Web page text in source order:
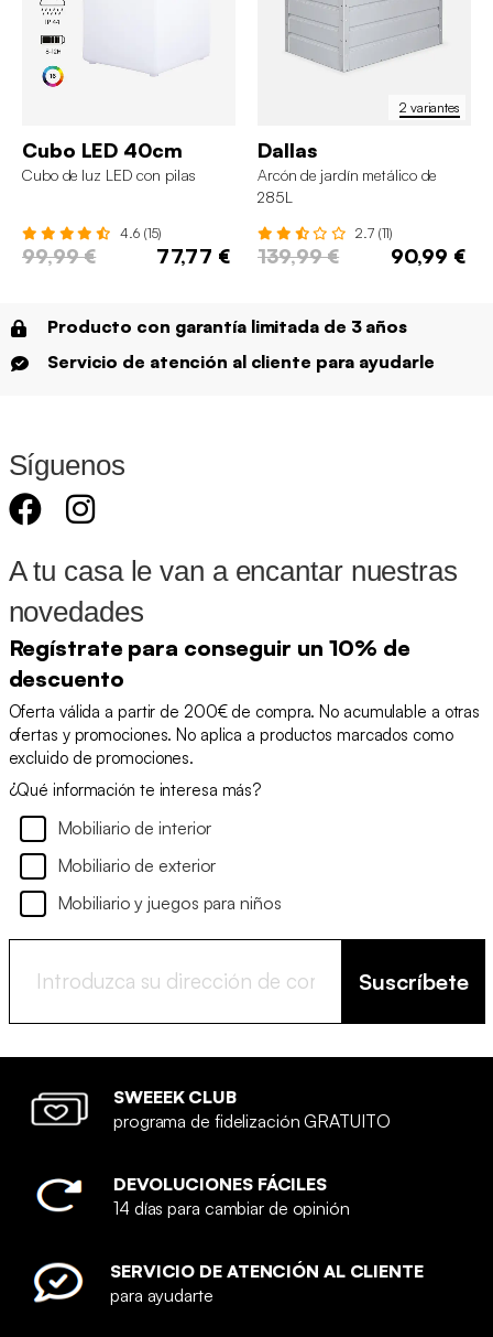
Cubo LED 40cm
Cubo de luz LED con pilas
4.6 (15)
99,99 € 77,77 €
2 variantes
Dallas
Arcón de jardín metálico de
285L
2.7 (11)
139,99 € 90,99 €
Producto con garantía limitada de 3 años
Servicio de atención al cliente para ayudarle
Síguenos
A tu casa le van a encantar nuestras
novedades
Regístrate para conseguir un 10% de
descuento
Oferta válida a partir de 200€ de compra. No acumulable a otras
ofertas y promociones. No aplica a productos marcados como
excluido de promociones.
¿Qué información te interesa más?
Mobiliario de interior
Mobiliario de exterior
Mobiliario y juegos para niños
Suscríbete
SWEEEK CLUB
programa de fidelización GRATUITO
DEVOLUCIONES FÁCILES
14 días para cambiar de opinión
SERVICIO DE ATENCIÓN AL CLIENTE
para ayudarte